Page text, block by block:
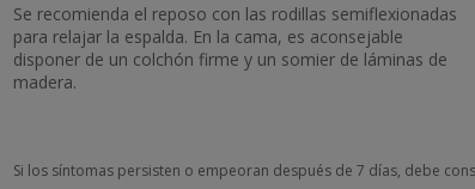
Se recomienda el reposo con las rodillas semiflexionadas
para relajar la espalda. En la cama, es aconsejable
disponer de un colchón firme y un somier de láminas de
madera.
Si los síntomas persisten o empeoran después de 7 días, debe